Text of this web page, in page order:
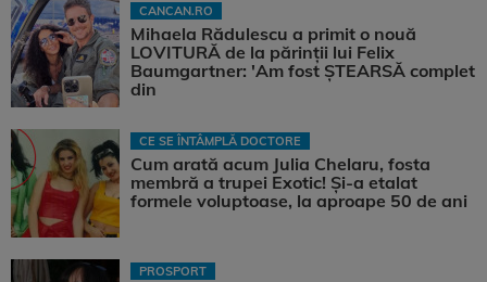
CANCAN.RO
Mihaela Rădulescu a primit o nouă
LOVITURĂ de la părinții lui Felix
Baumgartner: 'Am fost ȘTEARSĂ complet
din
CE SE ÎNTÂMPLĂ DOCTORE
Cum arată acum Julia Chelaru, fosta
membră a trupei Exotic! Și-a etalat
formele voluptoase, la aproape 50 de ani
PROSPORT